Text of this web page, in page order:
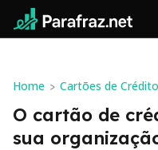
Home > Cartões de Crédito
O cartão de
sua